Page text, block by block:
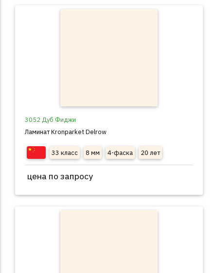
3052 Дуб Фиджи
Ламинат Kronparket Delrow
33 класс 8 мм 4-фаска 20 лет
цена по запросу